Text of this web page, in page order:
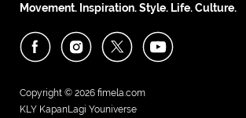
Movement. Inspiration. Style. Life. Culture.
Copyright © 2026 fimela.com
KLY KapanLagi Youniverse